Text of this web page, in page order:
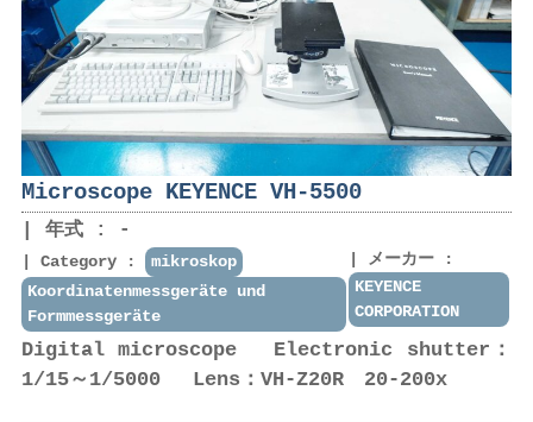
Microscope KEYENCE VH-5500
年式 : -
Category :
mikroskop
Koordinatenmessgeräte und
Formmessgeräte
メーカー :
KEYENCE
CORPORATION
Digital microscope Electronic shutter：
1/15～1/5000 Lens：VH-Z20R 20-200x